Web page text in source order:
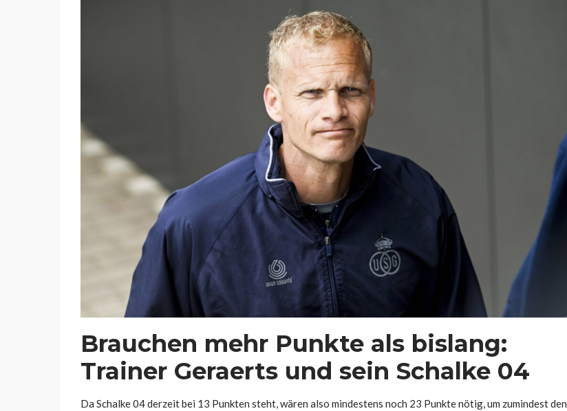
Brauchen mehr Punkte als bislang:
Trainer Geraerts und sein Schalke 04
Da Schalke 04 derzeit bei 13 Punkten steht, wären also mindestens noch 23 Punkte nötig, um zumindest den